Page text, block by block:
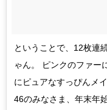
ということで、12枚連
ゃん。 ピンクのファー
にピュアなすっぴん
46のみなさま、年末年